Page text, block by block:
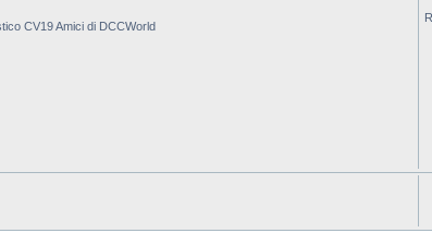
CV19 Amici di DCCWorld